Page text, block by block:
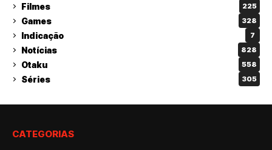
Filmes 225
Games 328
Indicação 7
Notícias 828
Otaku 558
Séries 305
CATEGORIAS